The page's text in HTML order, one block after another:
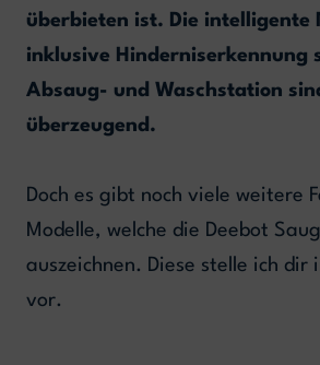
überbieten ist. Die intelligente
inklusive Hinderniserkennung
Absaug- und Waschstation
überzeugend.
Doch es gibt noch viele weitere
Modelle, welche die Deebot
auszeichnen. Diese stelle ich dir
vor.